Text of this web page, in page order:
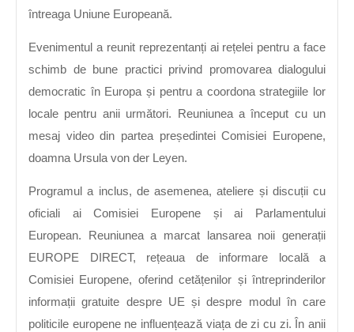
întreaga Uniune Europeană.
Evenimentul a reunit reprezentanți ai rețelei pentru a face
schimb de bune practici privind promovarea dialogului
democratic în Europa și pentru a coordona strategiile lor
locale pentru anii următori. Reuniunea a început cu un
mesaj video din partea președintei Comisiei Europene,
doamna Ursula von der Leyen.
Programul a inclus, de asemenea, ateliere și discuții cu
oficiali ai Comisiei Europene și ai Parlamentului
European. Reuniunea a marcat lansarea noii generații
EUROPE DIRECT, rețeaua de informare locală a
Comisiei Europene, oferind cetățenilor și întreprinderilor
informații gratuite despre UE și despre modul în care
politicile europene ne influențează viața de zi cu zi. În anii